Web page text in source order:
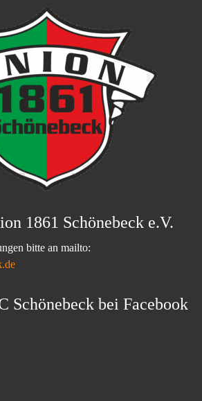
1861 Schönebeck e.V.
bitte an mailto:
Schönebeck bei Facebook